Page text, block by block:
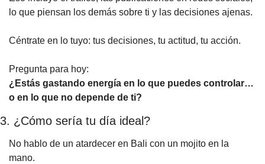
lo que piensan los demás sobre ti y las decisiones ajenas.
Céntrate en lo tuyo: tus decisiones, tu actitud, tu acción.
Pregunta para hoy:
¿Estás gastando energía en lo que puedes controlar…
o en lo que no depende de ti?
3. ¿Cómo sería tu día ideal?
No hablo de un atardecer en Bali con un mojito en la
mano.